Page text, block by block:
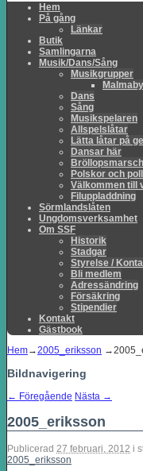
Hem
På gång
Länkar
Butik
Samlingarna
Musik/Dans/Sång
Musikgrupper
Dans
Sång
Musikspelaren
Allspelslåtar
Lätta låtar på
Dansar här
Polskor och
Välkommen till
Filuppladdning
Sörmlandslåten
Ungdomsverksamhet
Om SSF
Historik
Stadgar
Styrelse /
Bli medlem
Adressändring
Försäkring
Stipendier
Kontakt
Gästbook
Hem→2005_eriksson →
Bildnavigering
← Föregående Nästa →
2005_eriksson
Publicerad 27 februari, 2012 i
2005_eriksson